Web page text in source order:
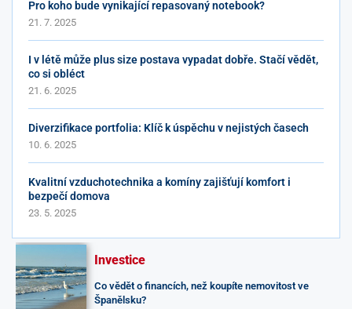
Pro koho bude vynikající repasovaný notebook?
21. 7. 2025
I v létě může plus size postava vypadat dobře. Stačí vědět,
co si obléct
21. 6. 2025
Diverzifikace portfolia: Klíč k úspěchu v nejistých časech
10. 6. 2025
Kvalitní vzduchotechnika a komíny zajišťují komfort i
bezpečí domova
23. 5. 2025
Investice
Co vědět o financích, než koupíte nemovitost ve
Španělsku?